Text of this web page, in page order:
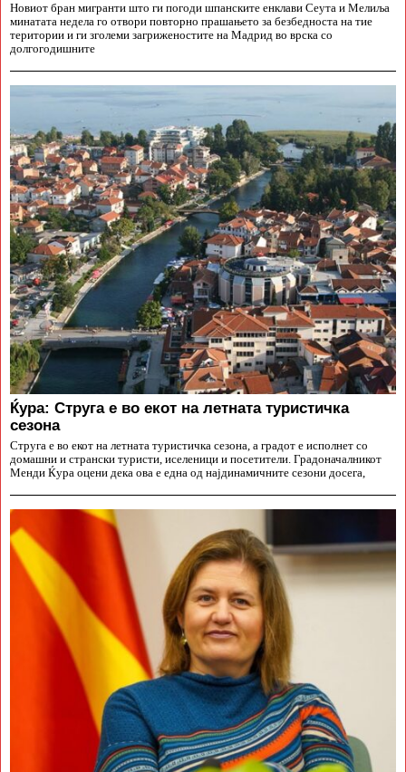
Новиот бран мигранти што ги погоди шпанските енклави Сеута и Мелиља
минатата недела го отвори повторно прашањето за безбедноста на тие
територии и ги зголеми загриженостите на Мадрид во врска со
долгогодишните
Ќура: Струга е во екот на летната туристичка
сезона
Струга е во екот на летната туристичка сезона, а градот е исполнет со
домашни и странски туристи, иселеници и посетители. Градоначалникот
Менди Ќура оцени дека ова е една од најдинамичните сезони досега,